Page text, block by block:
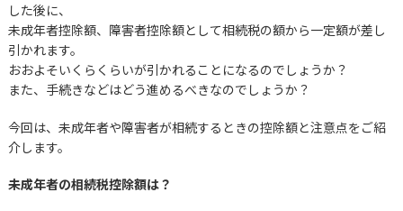
した後に、
未成年者控除額、障害者控除額として相続税の額から一定額が差し
引かれます。
おおよそいくらくらいが引かれることになるのでしょうか？
また、手続きなどはどう進めるべきなのでしょうか？
今回は、未成年者や障害者が相続するときの控除額と注意点をご紹
介します。
未成年者の相続税控除額は？